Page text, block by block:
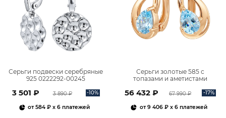
Серьги подвески серебряные
925 0222292-00245
3 501 ₽ 3 890 ₽ -10%
от584 ₽ x 6 платежей
Серьги золотые 585 с
топазами и аметистами
56 432 ₽ 67 990 ₽ -17%
от9 406 ₽x 6 платежей